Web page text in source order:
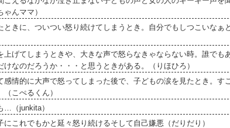
んママ）
ときに、ついつい怒り続けてしまうとき。自分でもしつこいな
上げてしまうときや、大きな声で怒らなきゃならない時。誰でも
けなのだろうか・・・と思うときがある。（りほひろ）
感情的に大声で怒ってしまった後で、子どもの涙を見たとき。
こぺるくん）
…（junkita）
にこれでもかと延々怒り続けるそして自己嫌悪（だりだり）